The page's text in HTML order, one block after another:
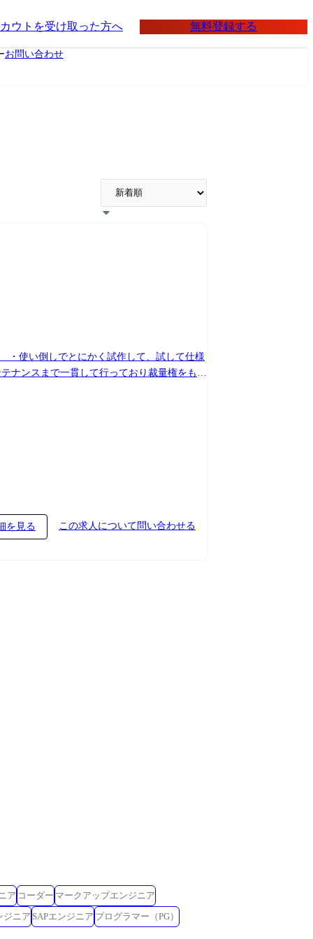
ウトを受け取った方へ 無料登録する
お問い合わせ
・使い倒しでとにかく試作して、試して仕様
を見る この求人について問い合わせる
ア コーダー マークアップエンジニア
ジニア SAPエンジニア プログラマー（PG）